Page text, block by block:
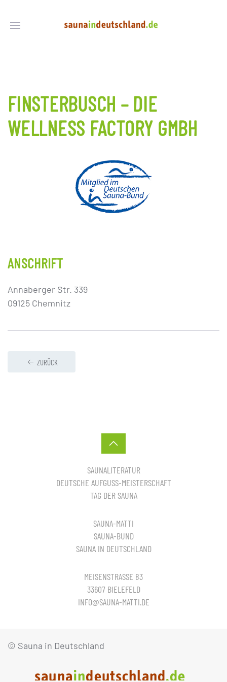
FINSTERBUSCH – DIE
WELLNESS FACTORY GMBH
ANSCHRIFT
Annaberger Str. 339
09125 Chemnitz
ZURÜCK
SAUNALITERATUR
DEUTSCHE AUFGUSS-MEISTERSCHAFT
TAG DER SAUNA
SAUNA-MATTI
SAUNA-BUND
SAUNA IN DEUTSCHLAND
MEISENSTRASSE 83
33607 BIELEFELD
INFO@SAUNA-MATTI.DE
© Sauna in Deutschland